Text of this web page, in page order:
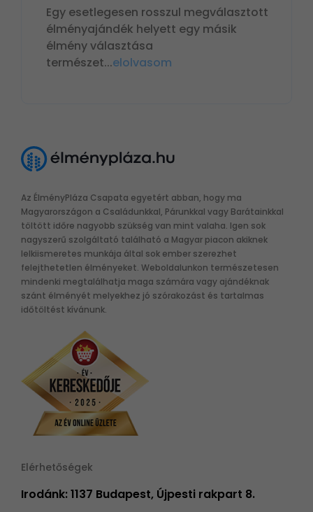
Egy esetlegesen rosszul megválasztott
élményajándék helyett egy másik
élmény választása
természet...elolvasom
Az ÉlményPláza Csapata egyetért abban, hogy ma
Magyarországon a Családunkkal, Párunkkal vagy Barátainkkal
töltött időre nagyobb szükség van mint valaha. Igen sok
nagyszerű szolgáltató található a Magyar piacon akiknek
lelkiismeretes munkája által sok ember szerezhet
felejthetetlen élményeket. Weboldalunkon természetesen
mindenki megtalálhatja maga számára vagy ajándéknak
szánt élményét melyekhez jó szórakozást és tartalmas
időtöltést kívánunk.
Elérhetőségek
Irodánk: 1137 Budapest, Újpesti rakpart 8.